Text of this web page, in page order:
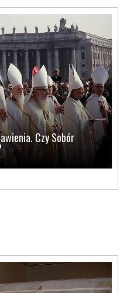
Czy Sobór